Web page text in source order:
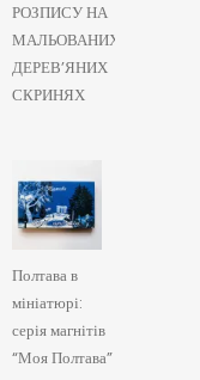
РОЗПИСУ НА
МАЛЬОВАНИХ
ДЕРЕВ’ЯНИХ
СКРИНЯХ
Полтава в
мініатюрі:
серія магнітів
“Моя Полтава”